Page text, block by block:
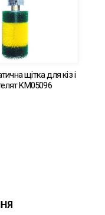
щітка для кіз і
KM05096